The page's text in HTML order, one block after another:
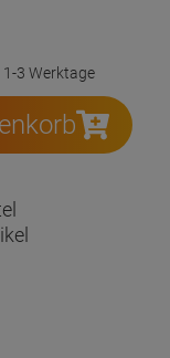
3 Werktage